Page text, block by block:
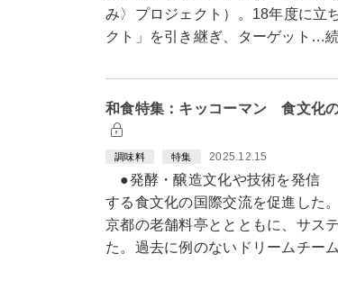
み〉プロジェクト）。18年度に立
クト」を引き継ぎ、ターゲット…
和食特集：キッコーマン 食文化
調味料 特集 2025.12.15
●発酵・醸造文化や技術を発信
する食文化の国際交流を促進した
京都の老舗料亭ととともに、サス
た。過去に例のないドリームチー